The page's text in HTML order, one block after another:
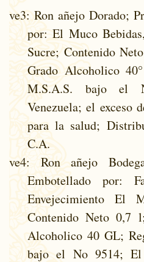
ve3: Ron añejo Dorado;
por: El Muco
Sucre; Contenido
Grado Alcoholico
M.S.A.S. bajo el
Venezuela; el exceso
para la salud;
C.A.
ve4: Ron añejo
Embotellado por:
Envejecimiento El
Contenido Neto 0,7
Alcoholico 40 GL;
bajo el No 9514; El